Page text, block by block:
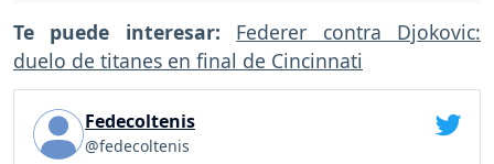
Te puede interesar: Federer contra Djokovic:
duelo de titanes en final de Cincinnati
Fedecoltenis
@fedecoltenis